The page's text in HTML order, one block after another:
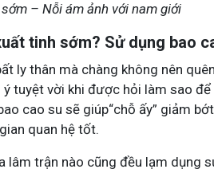
– Nỗi ám ảnh với nam giới
tinh sớm? Sử dụng bao
ly thân mà chàng không nên
ý tuyệt vời khi được hỏi làm sao
cao su sẽ giúp“chỗ ấy” giảm
quan hệ tốt.
lâm trận nào cũng đều lạm dụng